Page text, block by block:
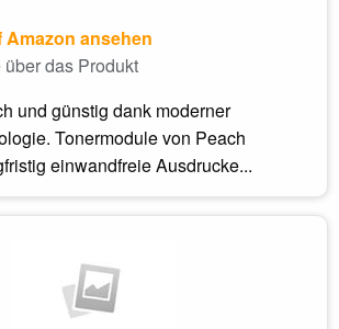
Amazon ansehen
das Produkt
und günstig dank moderner
Tonermodule von Peach
einwandfreie Ausdrucke...